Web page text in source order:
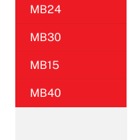
MB24
MB30
MB15
MB40